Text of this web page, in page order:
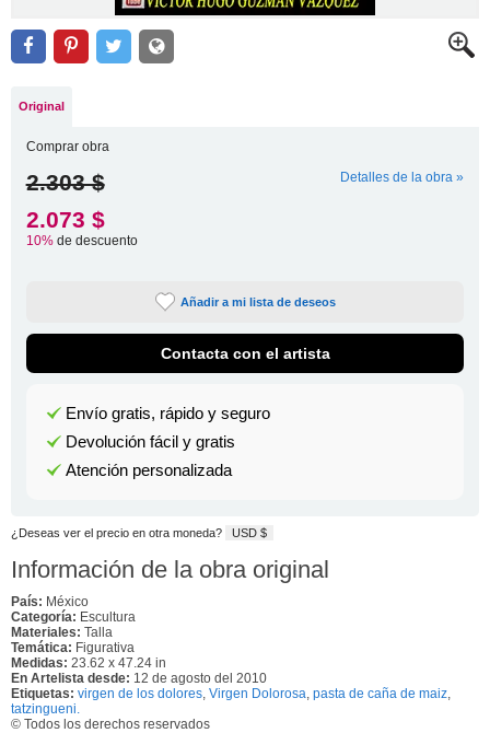
Original
Comprar obra
2.303 $ Detalles de la obra »
2.073 $
10%de descuento
Añadir a mi lista de deseos
Contacta con el artista
Envío gratis, rápido y seguro
Devolución fácil y gratis
Atención personalizada
¿Deseas ver el precio en otra moneda? USD $
Información de la obra original
País: México
Categoría: Escultura
Materiales: Talla
Temática: Figurativa
Medidas: 23.62 x 47.24 in
En Artelista desde: 12 de agosto del 2010
Etiquetas: virgen de los dolores, Virgen Dolorosa, pasta de caña de maiz,
tatzingueni.
© Todos los derechos reservados